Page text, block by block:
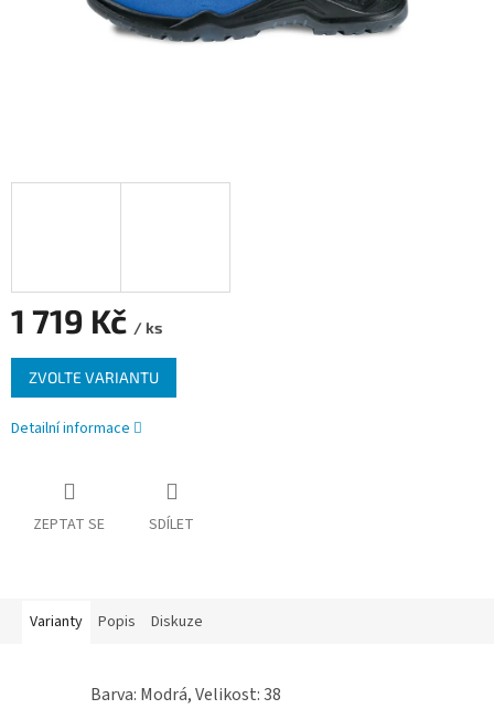
1 719 Kč / ks
Měrná
cena:
ZVOLTE VARIANTU
Detailní informace
ZEPTAT SE SDÍLET
Varianty Popis Diskuze
Barva: Modrá, Velikost: 38